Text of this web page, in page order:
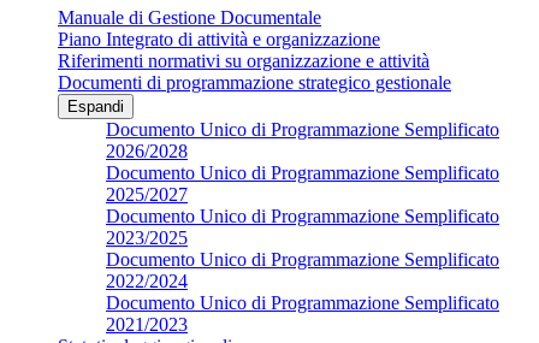
Manuale di Gestione Documentale
Piano Integrato di attività e organizzazione
Riferimenti normativi su organizzazione e attività
Documenti di programmazione strategico gestionale
Espandi
Documento Unico di Programmazione Semplificato
2026/2028
Documento Unico di Programmazione Semplificato
2025/2027
Documento Unico di Programmazione Semplificato
2023/2025
Documento Unico di Programmazione Semplificato
2022/2024
Documento Unico di Programmazione Semplificato
2021/2023